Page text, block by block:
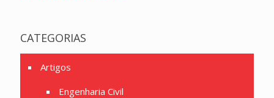
CATEGORIAS
Artigos
Engenharia Civil